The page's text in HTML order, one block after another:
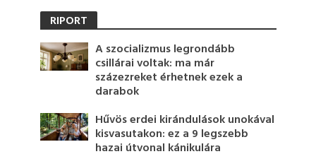
RIPORT
A szocializmus legrondább
csillárai voltak: ma már
százezreket érhetnek ezek a
darabok
Hűvös erdei kirándulások unokával
kisvasutakon: ez a 9 legszebb
hazai útvonal kánikulára